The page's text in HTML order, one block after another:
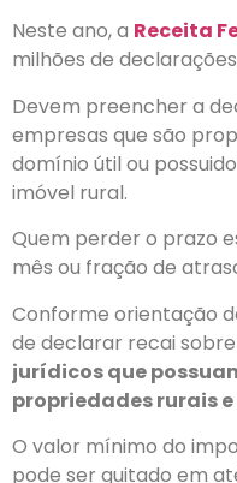
Neste ano, a Receita
milhões de
Devem preencher a
empresas que são
domínio útil ou
imóvel rural.
Quem perder o prazo
mês ou fração de
Conforme orientação
de declarar recai sobre
jurídicos que
propriedades rurais
O valor mínimo do
pode ser quitado em